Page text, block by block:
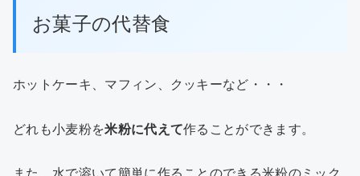
お菓子の代替食
ホットケーキ、マフィン、クッキーなど・・・
どれも小麦粉を米粉に代えて作ることができます。